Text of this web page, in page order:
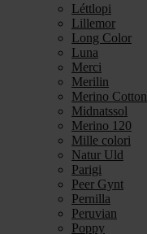
Léttlopi
Lillemor
Long Color
Luna
Merci
Merilin
Merino Cotton
Midnatssol
Merino 120
Mille colori
Natur Uld
Parigi
Peer Gynt
Pernilla
Peruvian
Poppy